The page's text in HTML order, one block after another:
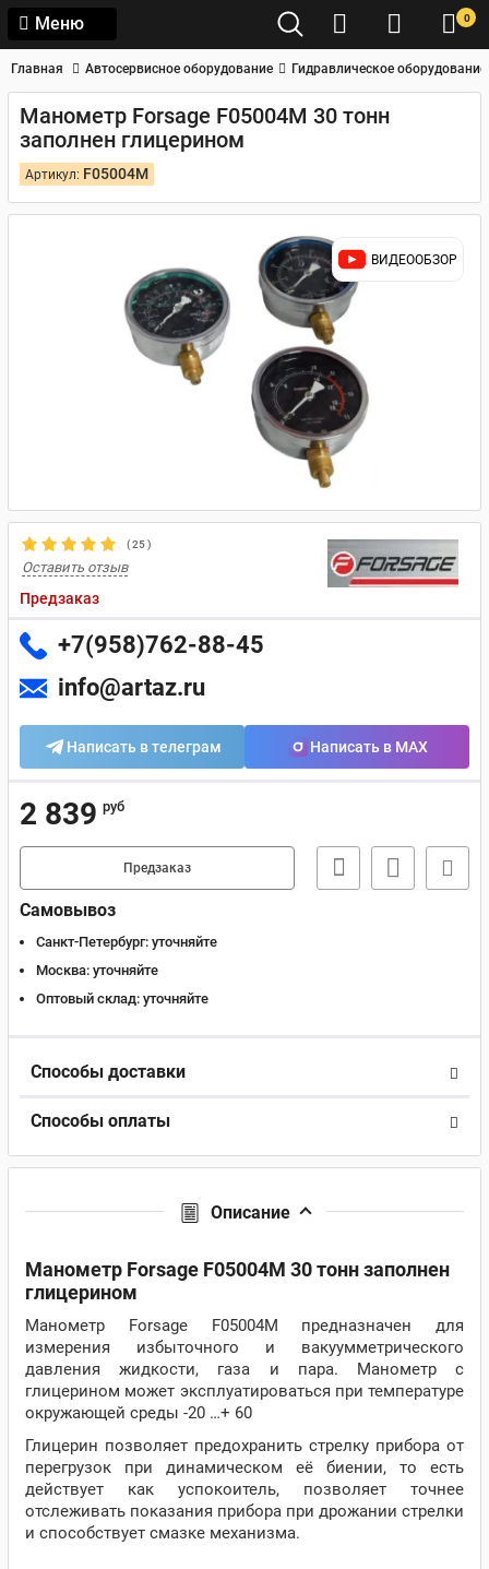
Меню 0
Главная Автосервисное оборудование Гидравлическое оборудование
Манометр Forsage F05004M 30 тонн
заполнен глицерином
Артикул: F05004M
ВИДЕООБЗОР
(25)
Оставить отзыв
Предзаказ
+7(958)762-88-45
info@artaz.ru
Написать в телеграм Написать в MAX
2 839 руб
Предзаказ
Самовывоз
Санкт-Петербург: уточняйте
Москва: уточняйте
Оптовый склад: уточняйте
Способы доставки
Способы оплаты
Описание
Манометр Forsage F05004M 30 тонн заполнен
глицерином
Манометр Forsage F05004M предназначен для
измерения избыточного и вакуумметрического
давления жидкости, газа и пара. Манометр с
глицерином может эксплуатироваться при температуре
окружающей среды -20 …+ 60
Глицерин позволяет предохранить стрелку прибора от
перегрузок при динамическом её биении, то есть
действует как успокоитель, позволяет точнее
отслеживать показания прибора при дрожании стрелки
и способствует смазке механизма.